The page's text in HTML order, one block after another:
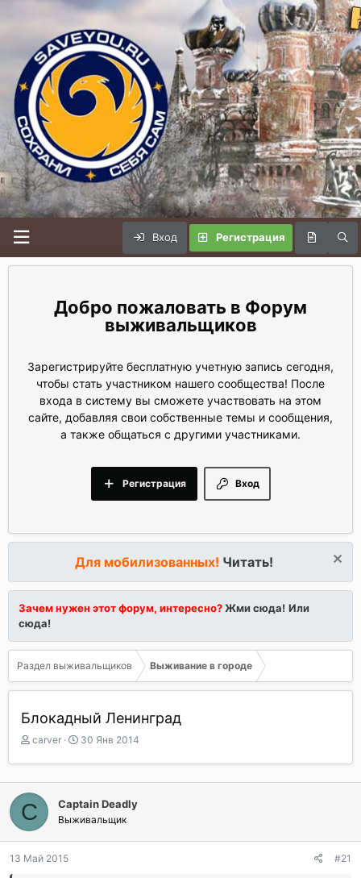
Вход Регистрация
Форум
выживальщиков
Зарегистрируйте бесплатную учетную запись сегодня,
чтобы стать участником нашего сообщества! После
входа в систему вы сможете участвовать на этом
сайте, добавляя свои собственные темы и сообщения,
а также общаться с другими участниками.
Вход
Регистрация
Для мобилизованных! Читать!
Зачем нужен этот форум, интересно?Жми сюда! Или
сюда!
Раздел выживальщиков Выживание в городе
Блокадный Ленинград
А
т
о
р
т
м
ы
carver
Д
т
а
а
ч
а
30 Янв 2014
C Captain Deadly
Выживальщик
13 Май 2015 #21